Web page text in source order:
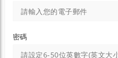
密碼